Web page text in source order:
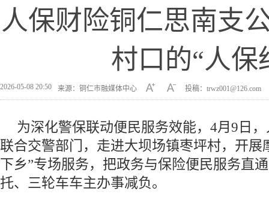
人保财险铜仁思南支
村口的“人保
2026-05-08 20:50 来源：铜仁市融媒体中心 投稿：trwz001@126.com
为深化警保联动便民服务效能，4月9日
联合交警部门，走进大坝场镇枣坪村，开展
下乡”专场服务，把政务与保险便民服务直
托、三轮车车主办事减负。